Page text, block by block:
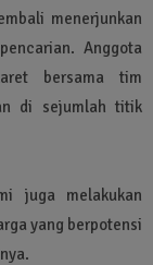
menerjunkan
Anggota
bersama tim
di sejumlah titik
juga melakukan
yang berpotensi